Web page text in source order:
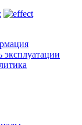
эксплуатации